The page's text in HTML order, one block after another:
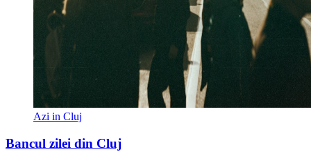
Azi in Cluj
Bancul zilei din Cluj